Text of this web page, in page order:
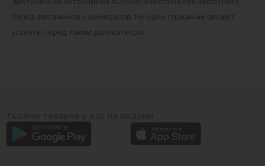
белка, витаминов и минералов. Ни один гурман не сможет
устоять перед таким деликатесом.